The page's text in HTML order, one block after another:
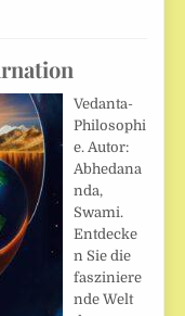
Vedanta-
Philosophi
e. Autor:
Abhedana
nda,
Swami.
Entdecke
n Sie die
fasziniere
nde Welt